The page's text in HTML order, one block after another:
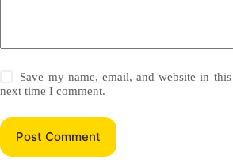
Save my name, email, and website in
next time I comment.
Post Comment